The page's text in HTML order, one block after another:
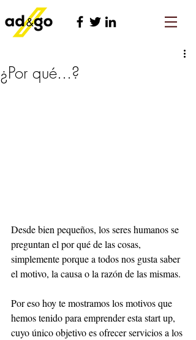
¿Por qué...?
Desde bien pequeños, los seres humanos se
preguntan el por qué de las cosas,
simplemente porque a todos nos gusta saber
el motivo, la causa o la razón de las mismas.
Por eso hoy te mostramos los motivos que
hemos tenido para emprender esta start up,
cuyo único objetivo es ofrecer servicios a los